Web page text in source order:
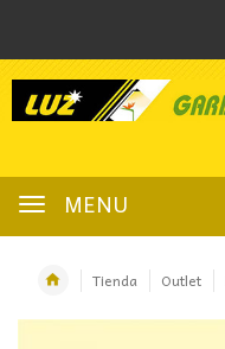
MENU
Tienda Outlet